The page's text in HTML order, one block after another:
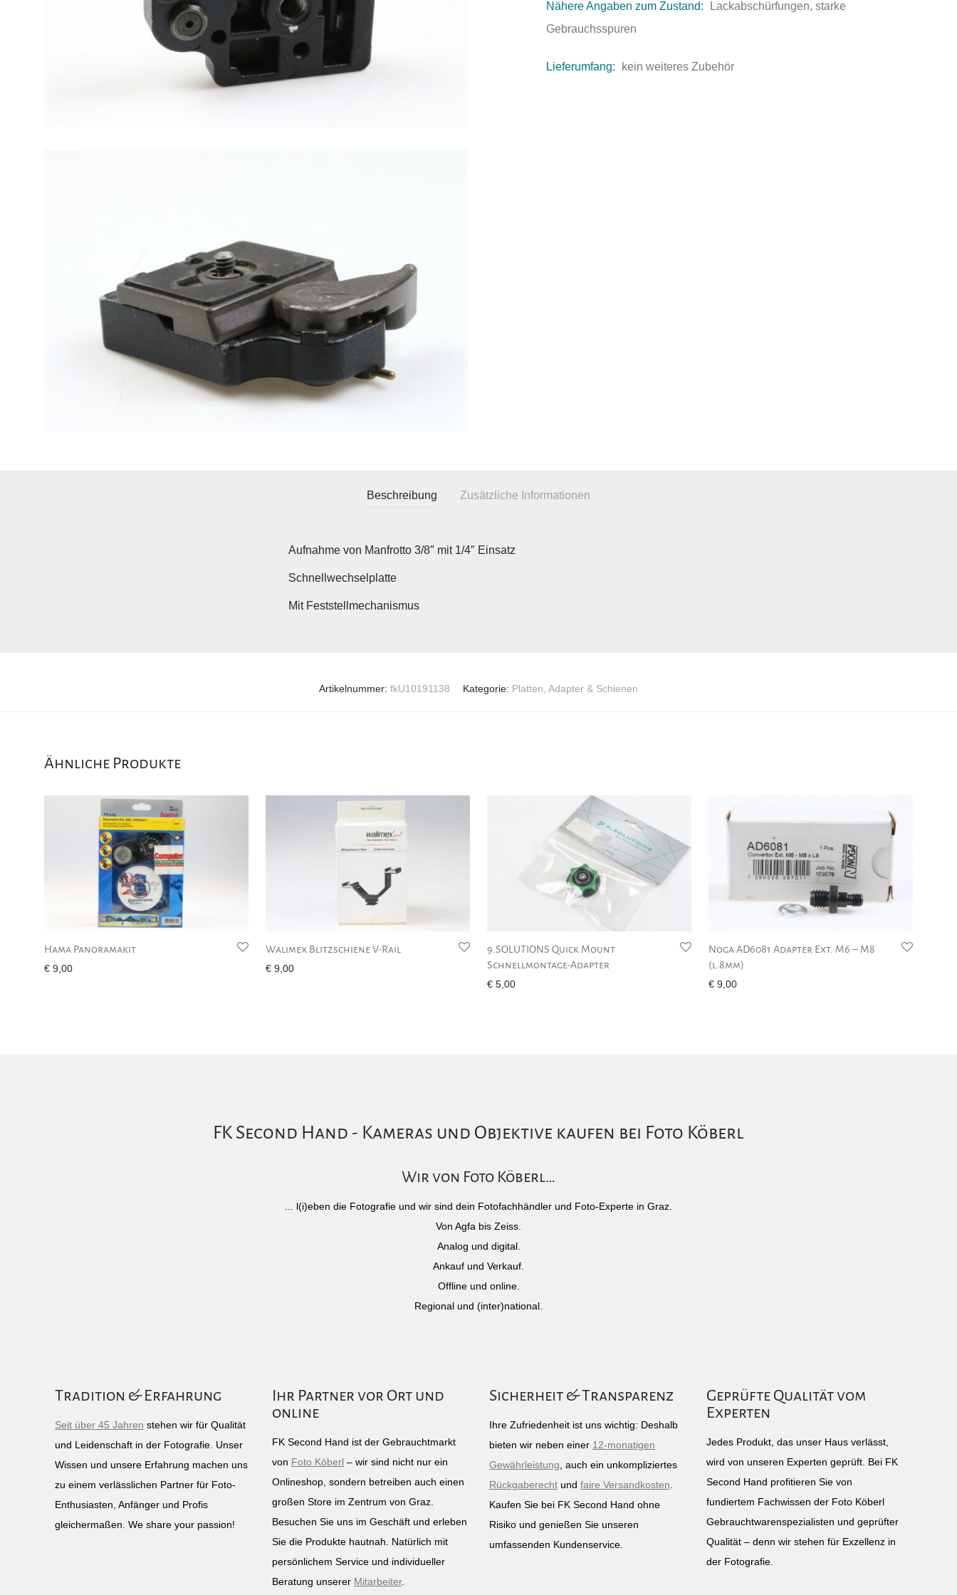
Nähere Angaben zum Zustand:
Lackabschürfungen, starke
Gebrauchsspuren
Lieferumfang: kein weiteres Zubehör
Beschreibung Zusätzliche Informationen
Aufnahme von Manfrotto 3/8″ mit 1/4″ Einsatz
Schnellwechselplatte
Mit Feststellmechanismus
Artikelnummer: fkU10191138 Kategorie: Platten, Adapter & Schienen
Ähnliche Produkte
Hama Panoramakit
€ 9,00
Walimex Blitzschiene V-Rail
€ 9,00
9.SOLUTIONS Quick Mount
Schnellmontage-Adapter
€ 5,00
Noga AD6081 Adapter Ext. M6 – M8
(l.8mm)
€ 9,00
FK Second Hand - Kameras und Objektive kaufen bei Foto Köberl
Wir von Foto Köberl…
... l(i)eben die Fotografie und wir sind dein Fotofachhändler und Foto-Experte in Graz.
Von Agfa bis Zeiss.
Analog und digital.
Ankauf und Verkauf.
Offline und online.
Regional und (inter)national.
Tradition & Erfahrung
Seit über 45 Jahren stehen wir für Qualität
und Leidenschaft in der Fotografie. Unser
Wissen und unsere Erfahrung machen uns
zu einem verlässlichen Partner für Foto-
Enthusiasten, Anfänger und Profis
gleichermaßen. We share your passion!
Ihr Partner vor Ort und
online
FK Second Hand ist der Gebrauchtmarkt
von Foto Köberl – wir sind nicht nur ein
Onlineshop, sondern betreiben auch einen
großen Store im Zentrum von Graz.
Besuchen Sie uns im Geschäft und erleben
Sie die Produkte hautnah. Natürlich mit
persönlichem Service und individueller
Beratung unserer Mitarbeiter.
Sicherheit & Transparenz
Ihre Zufriedenheit ist uns wichtig: Deshalb
bieten wir neben einer 12-monatigen
Gewährleistung , auch ein unkompliziertes
Rückgaberecht und faire Versandkosten
Kaufen Sie bei FK Second Hand ohne
Risiko und genießen Sie unseren
umfassenden Kundenservice.
Geprüfte Qualität vom
Experten
Jedes Produkt, das unser Haus verlässt,
wird von unseren Experten geprüft. Bei FK
Second Hand profitieren Sie von
fundiertem Fachwissen der Foto Köberl
Gebrauchtwarenspezialisten und geprüfter
Qualität – denn wir stehen für Exzellenz in
der Fotografie.